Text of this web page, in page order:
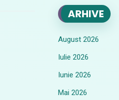
ARHIVE
August 2026
Iulie 2026
Iunie 2026
Mai 2026